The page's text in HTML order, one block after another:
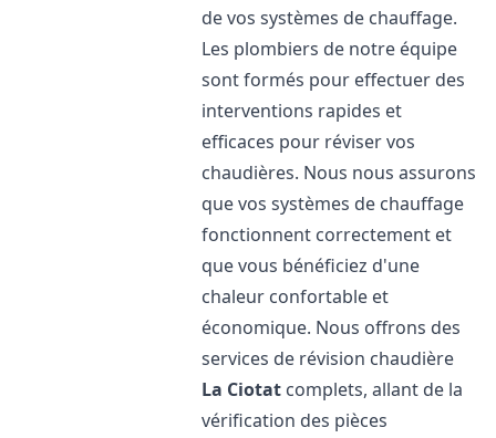
de vos systèmes de chauffage.
Les plombiers de notre équipe
sont formés pour effectuer des
interventions rapides et
efficaces pour réviser vos
chaudières. Nous nous assurons
que vos systèmes de chauffage
fonctionnent correctement et
que vous bénéficiez d'une
chaleur confortable et
économique. Nous offrons des
services de révision chaudière
La Ciotat complets, allant de la
vérification des pièces